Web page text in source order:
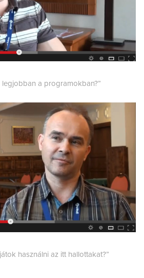
legjobban a programokban?”
használni az itt hallottakat?”